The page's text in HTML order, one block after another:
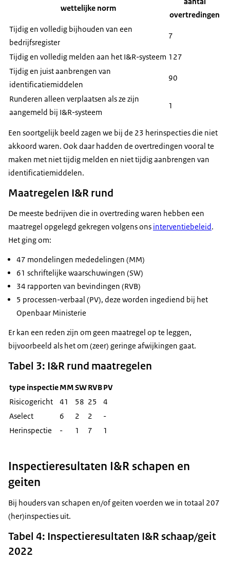
wettelijke norm
overtredingen
Tijdig en volledig bijhouden van een
bedrijfsregister
7
Tijdig en volledig melden aan het I&R-systeem 127
Tijdig en juist aanbrengen van
identificatiemiddelen
90
Runderen alleen verplaatsen als ze zijn
aangemeld bij I&R-systeem
1
Een soortgelijk beeld zagen we bij de 23 herinspecties die niet
akkoord waren. Ook daar hadden de overtredingen vooral te
maken met niet tijdig melden en niet tijdig aanbrengen van
identificatiemiddelen.
Maatregelen I&R rund
De meeste bedrijven die in overtreding waren hebben een
maatregel opgelegd gekregen volgens ons interventiebeleid.
Het ging om:
47 mondelingen mededelingen (MM)
61 schriftelijke waarschuwingen (SW)
34 rapporten van bevindingen (RVB)
5 processen-verbaal (PV), deze worden ingediend bij het
Openbaar Ministerie
Er kan een reden zijn om geen maatregel op te leggen,
bijvoorbeeld als het om (zeer) geringe afwijkingen gaat.
Tabel 3: I&R rund maatregelen
type inspectieMMSWRVBPV
Risicogericht
41 58 25
4
Aselect
6 2 2
-
Herinspectie
- 1 7 1
Inspectieresultaten I&R schapen en
geiten
Bij houders van schapen en/of geiten voerden we in totaal 207
(her)inspecties uit.
Tabel 4: Inspectieresultaten I&R schaap/geit
2022